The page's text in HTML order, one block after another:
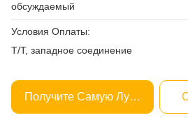
обсуждаемый
Условия Оплаты:
T/T, западное соединение
Получите Самую Лучшую Цену